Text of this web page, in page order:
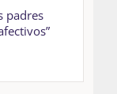
padres